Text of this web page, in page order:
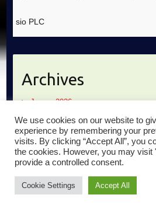
sio PLC
Archives
Januar 2026
Juni 2023
Mai 2023
Januar 2023
April 2022
We use cookies on our website to
experience by remembering your
visits. By clicking “Accept All”, you
the cookies. However, you may visit
provide a controlled consent.
Cookie Settings Accept All